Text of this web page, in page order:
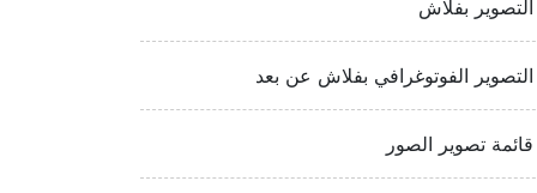
التصوير بفلاش
التصوير الفوتوغرافي بفلاش عن بعد
قائمة تصوير الصور